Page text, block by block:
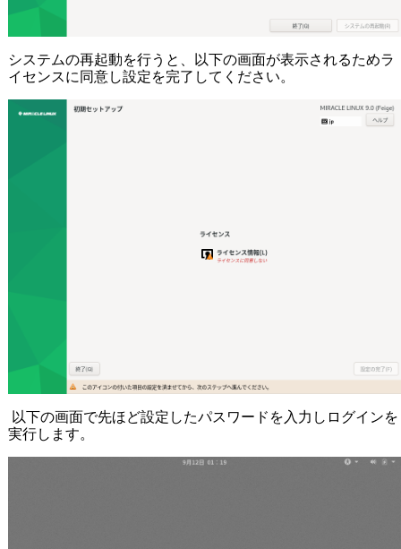
システムの再起動を行うと、以下の画面が表示されるためラ
イセンスに同意し設定を完了してください。
以下の画面で先ほど設定したパスワードを入力しログインを
実行します。